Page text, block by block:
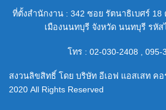
ที่ตั้งสำนักงาน : 342 ซอย รัตนาธิเบศร์ 18
เมืองนนทบุรี จังหวัด นนทบุรี รหั
โทร : 02-030-2408 , 095-
สงวนลิขสิทธิ์ โดย บริษัท อีเอฟ แอสเสท ค
2020 All Rights Reserved